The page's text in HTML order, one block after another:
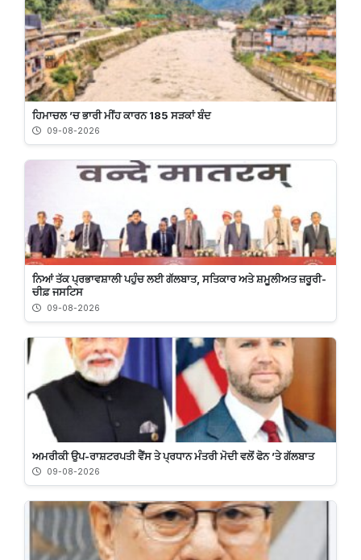
ਹਿਮਾਚਲ ’ਚ ਭਾਰੀ ਮੀਂਹ ਕਾਰਨ 185 ਸੜਕਾਂ ਬੰਦ
09-08-2026
ਨਿਆਂ ਤੱਕ ਪ੍ਰਭਾਵਸ਼ਾਲੀ ਪਹੁੰਚ ਲਈ ਗੱਲਬਾਤ, ਸਤਿਕਾਰ ਅਤੇ ਸ਼ਮੂਲੀਅਤ ਜ਼ਰੂਰੀ-
ਚੀਫ਼ ਜਸਟਿਸ
09-08-2026
ਅਮਰੀਕੀ ਉਪ-ਰਾਸ਼ਟਰਪਤੀ ਵੈਂਸ ਤੇ ਪ੍ਰਧਾਨ ਮੰਤਰੀ ਮੋਦੀ ਵਲੋਂ ਫੋਨ ’ਤੇ ਗੱਲਬਾਤ
09-08-2026